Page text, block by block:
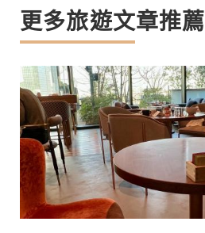
更多旅遊文章推薦